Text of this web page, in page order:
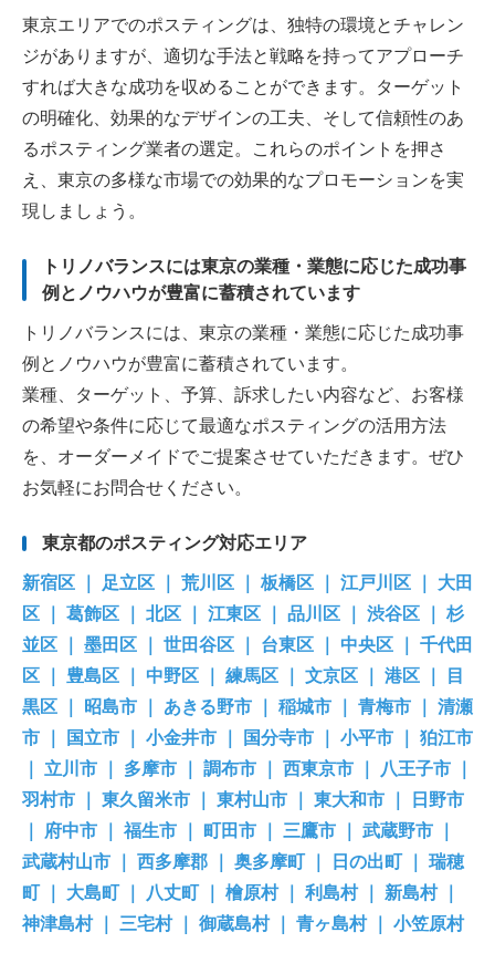
東京エリアでのポスティングは、独特の環境とチャレン
ジがありますが、適切な手法と戦略を持ってアプローチ
すれば大きな成功を収めることができます。ターゲット
の明確化、効果的なデザインの工夫、そして信頼性のあ
るポスティング業者の選定。これらのポイントを押さ
え、東京の多様な市場での効果的なプロモーションを実
現しましょう。
トリノバランスには東京の業種・業態に応じた成功事
例とノウハウが豊富に蓄積されています
トリノバランスには、東京の業種・業態に応じた成功事
例とノウハウが豊富に蓄積されています。
業種、ターゲット、予算、訴求したい内容など、お客様
の希望や条件に応じて最適なポスティングの活用方法
を、オーダーメイドでご提案させていただきます。ぜひ
お気軽にお問合せください。
東京都のポスティング対応エリア
新宿区 ｜ 足立区 ｜ 荒川区 ｜ 板橋区 ｜ 江戸川区 ｜ 大田
区 ｜ 葛飾区 ｜ 北区 ｜ 江東区 ｜ 品川区 ｜ 渋谷区 ｜ 杉
並区 ｜ 墨田区 ｜ 世田谷区 ｜ 台東区 ｜ 中央区 ｜ 千代田
区 ｜ 豊島区 ｜ 中野区 ｜ 練馬区 ｜ 文京区 ｜ 港区 ｜ 目
黒区 ｜ 昭島市 ｜ あきる野市 ｜ 稲城市 ｜ 青梅市 ｜ 清瀬
市 ｜ 国立市 ｜ 小金井市 ｜ 国分寺市 ｜ 小平市 ｜ 狛江市
｜ 立川市 ｜ 多摩市 ｜ 調布市 ｜ 西東京市 ｜ 八王子市 ｜
羽村市 ｜ 東久留米市 ｜ 東村山市 ｜ 東大和市 ｜ 日野市
｜ 府中市 ｜ 福生市 ｜ 町田市 ｜ 三鷹市 ｜ 武蔵野市 ｜
武蔵村山市 ｜ 西多摩郡 ｜ 奥多摩町 ｜ 日の出町 ｜ 瑞穂
町 ｜ 大島町 ｜ 八丈町 ｜ 檜原村 ｜ 利島村 ｜ 新島村 ｜
神津島村 ｜ 三宅村 ｜ 御蔵島村 ｜ 青ヶ島村 ｜ 小笠原村